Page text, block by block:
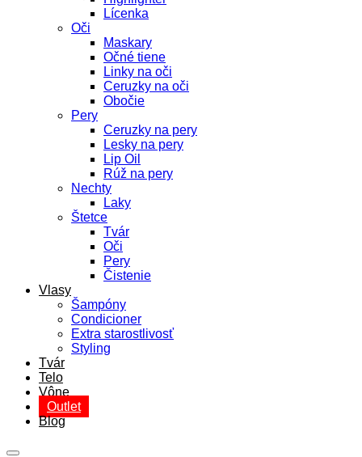
Lícenka
Oči
Maskary
Očné tiene
Linky na oči
Ceruzky na oči
Obočie
Pery
Ceruzky na pery
Lesky na pery
Lip Oil
Rúž na pery
Nechty
Laky
Štetce
Tvár
Oči
Pery
Čistenie
Vlasy
Šampóny
Condicioner
Extra starostlivosť
Styling
Tvár
Telo
Vône
Outlet
Blog